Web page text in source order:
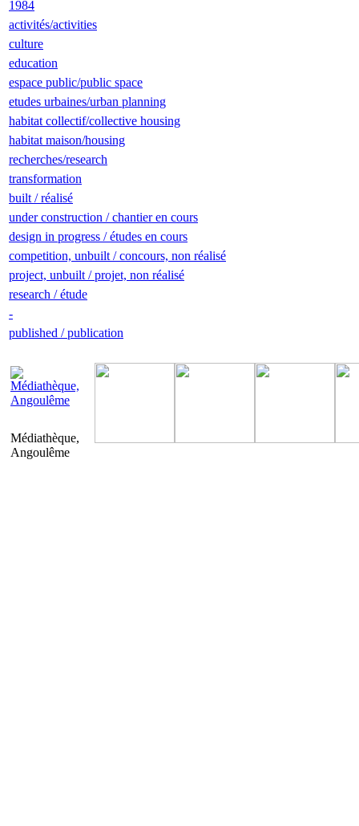
1984
activités/activities
culture
education
espace public/public space
etudes urbaines/urban planning
habitat collectif/collective housing
habitat maison/housing
recherches/research
transformation
built / réalisé
under construction / chantier en cours
design in progress / études en cours
competition, unbuilt / concours, non réalisé
project, unbuilt / projet, non réalisé
research / étude
-
published / publication
Médiathèque,
Angoulême